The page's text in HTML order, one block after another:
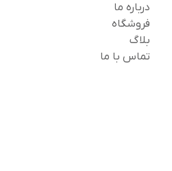
درباره ما
فروشگاه
بلاگ
تماس با ما